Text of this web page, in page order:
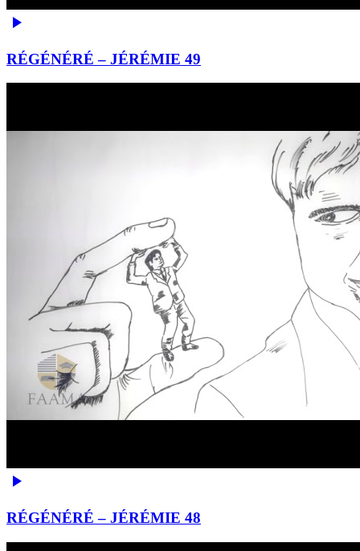
RÉGÉNÉRÉ – JÉRÉMIE 49
RÉGÉNÉRÉ – JÉRÉMIE 48